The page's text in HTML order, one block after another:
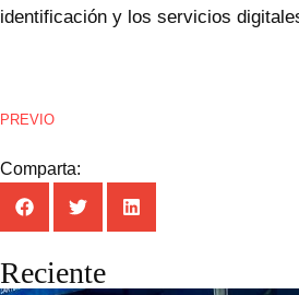
identificación y los servicios
PREVIO
Comparta:
Reciente